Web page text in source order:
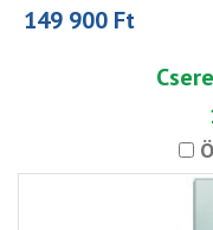
149 900 Ft